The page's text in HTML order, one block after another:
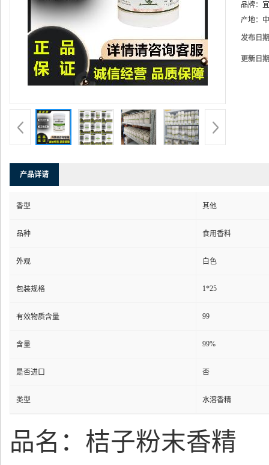
品牌：
产地：
发布日
更新日
产品详请
香型 其他
品种 食用香料
外观 白色
包装规格 1*25
有效物质含量 99
含量 99%
是否进口 否
类型 水溶香精
品名：桔子粉末香精